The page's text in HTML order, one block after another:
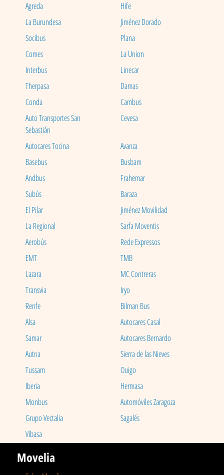
Agreda
Hife
La Burundesa
Jiménez Dorado
Socibus
Plana
Comes
La Union
Interbus
Linecar
Therpasa
Damas
Conda
Cambus
Auto Transportes San
Sebastián
Cevesa
Autocares Tocina
Avanza
Basebus
Busbam
Andbus
Frahemar
Subús
Baraza
El Pilar
Jiménez Movilidad
La Regional
Sarfa Moventis
Aerobús
Rede Expressos
EMT
TMB
Lazara
MC Contreras
Transvia
Iryo
Renfe
Bilman Bus
Alsa
Autocares Casal
Samar
Autocares Bernardo
Autna
Sierra de las Nieves
Tussam
Ouigo
Iberia
Hermasa
Monbus
Automóviles Zaragoza
Grupo Vectalia
Sagalés
Vibasa
Movelia